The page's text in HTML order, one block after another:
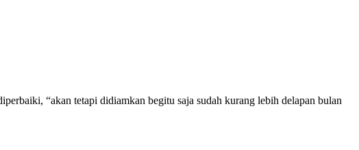
“akan tetapi didiamkan begitu saja sudah kurang lebih delapan bulan